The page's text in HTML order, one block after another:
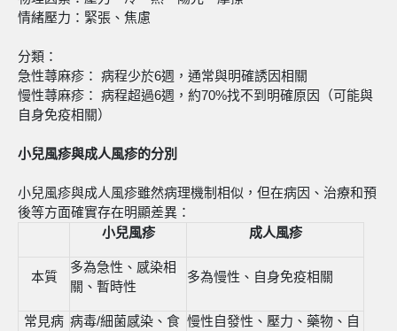
情緒壓力：緊張、焦慮
分類：
急性蕁麻疹： 病程少於6週，通常與明確誘因相關
慢性蕁麻疹： 病程超過6週，約70%找不到明確原因（可能與
自身免疫相關）
小兒風疹與成人風疹的分別
小兒風疹與成人風疹雖然病理機制相似，但在病因、治療和預
後等方面確實存在明顯差異：
小兒風疹 成人風疹
本質
多為急性、感染相
關、暫時性
多為慢性、自身免疫相關
常見病 病毒/細菌感染、食 慢性自發性、壓力、藥物、自